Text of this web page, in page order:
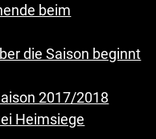
beim
die Saison beginnt
2017/2018
Heimsiege